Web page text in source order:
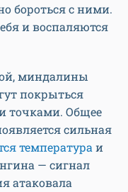
бороться с ними.
и воспаляются
миндалины
покрыться
точками. Общее
сильная
температураи
— сигнал
атаковала